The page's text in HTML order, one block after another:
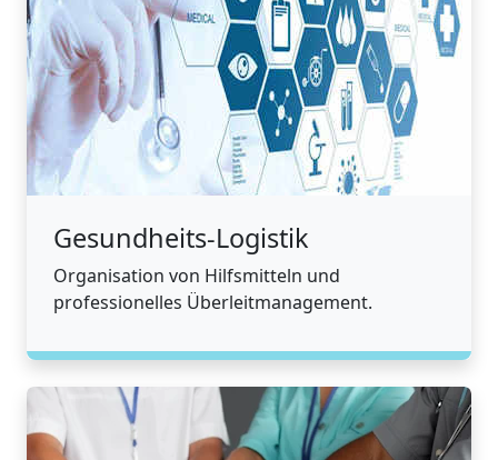
Gesundheits-Logistik
Organisation von Hilfsmitteln und
professionelles Überleitmanagement.